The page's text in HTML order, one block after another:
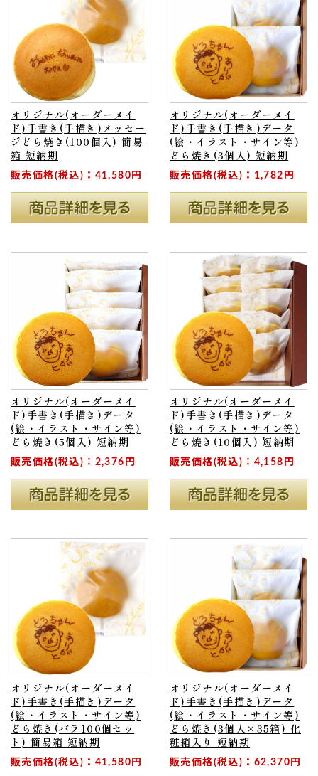
オリジナル(オーダーメイ
ド)手書き(手描き)メッセー
ジどら焼き(100個入) 簡易
箱 短納期
販売価格(税込)：41,580円
オリジナル(オーダーメイ
ド)手書き(手描き)データ
(絵・イラスト・サイン等)
どら焼き(3個入) 短納期
販売価格(税込)：1,782円
オリジナル(オーダーメイ
ド)手書き(手描き)データ
(絵・イラスト・サイン等)
どら焼き(5個入) 短納期
販売価格(税込)：2,376円
オリジナル(オーダーメイ
ド)手書き(手描き)データ
(絵・イラスト・サイン等)
どら焼き(10個入) 短納期
販売価格(税込)：4,158円
オリジナル(オーダーメイ
ド)手書き(手描き)データ
(絵・イラスト・サイン等)
どら焼き(バラ100個セッ
ト) 簡易箱 短納期
販売価格(税込)：41,580円
オリジナル(オーダーメイ
ド)手書き(手描き)データ
(絵・イラスト・サイン等)
どら焼き(3個入×35箱) 化
粧箱入り 短納期
販売価格(税込)：62,370円